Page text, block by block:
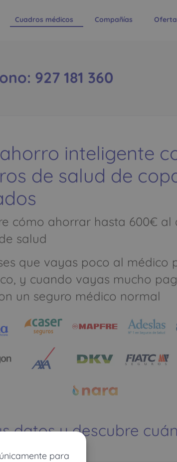
para
Cuadros médicos Compañías
927 181 360
inteligente
de salud de
cómo ahorrar hasta 600€ al
salud
que vayas poco al médico
y cuando vayas mucho
un seguro médico normal
datos y descubre
ahorrarías